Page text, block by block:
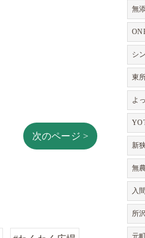
次のページ >
無
シ
東
よ
新
無
入
所
元